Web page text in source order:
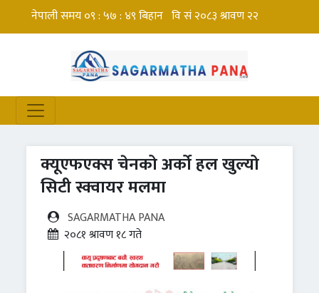
क्यूएफएक्स चेनको अर्को हल खुल्यो
सिटी स्क्वायर मलमा
SAGARMATHA PANA
२०८१ श्रावण १८ गते